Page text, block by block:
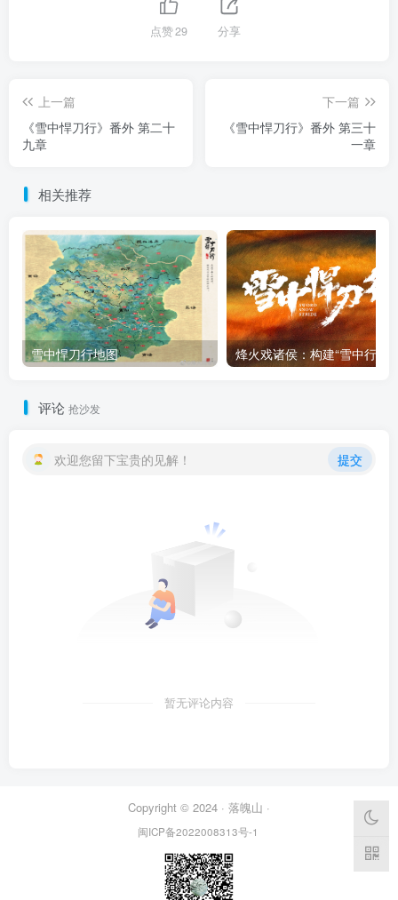
点赞29 分享
上一篇
《雪中悍刀行》番外 第二十
九章
下一篇
《雪中悍刀行》番外 第三十
一章
相关推荐
雪中悍刀行地图
评论 抢沙发
欢迎您留下宝贵的见解！ 提交
暂无评论内容
Copyright © 2024 · 落魄山 ·
闽ICP备2022008313号-1